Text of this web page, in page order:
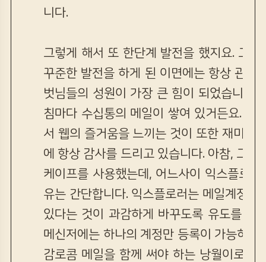
니다.
그렇게 해서 또 한단계 발전을 했지요. 그리
꾸준한 발전을 하게 된 이면에는 항상 관심
벗님들의 성원이 가장 큰 힘이 되었습니다.
침마다 수십통의 메일이 쌓여 있거든요. 그
서 웹의 즐거움을 느끼는 것이 또한 재미라
에 항상 감사를 드리고 있습니다. 아참, 그러
케이프를 사용했는데, 어느사이 익스플로
유는 간단합니다. 익스플로러는 메일계정을
있다는 것이 과감하게 바꾸도록 유도를 하
메신저에는 하나의 계정만 등록이 가능하거
감로콤 메일을 함께 써야 하는 낭월이로써